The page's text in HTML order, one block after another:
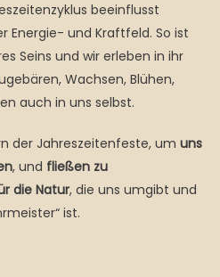
beeinflusst
Energie- und Kraftfeld. So ist
Seins und wir erleben in ihr
Wachsen, Blühen,
auch in uns selbst.
der Jahreszeitenfeste, um uns
, und fließen zu
r die Natur, die uns umgibt und
ist.